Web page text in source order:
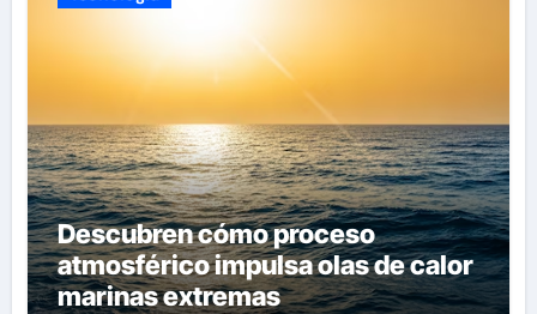
Descubren cómo proceso
atmosférico impulsa olas de calor
marinas extremas